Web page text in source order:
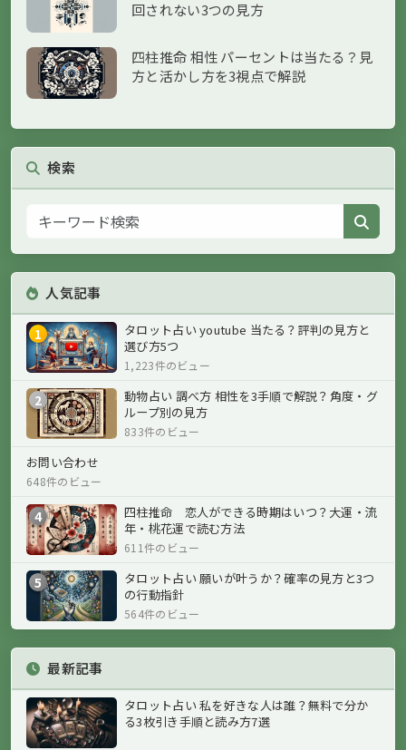
回されない3つの見方
四柱推命 相性 パーセントは当たる？見
方と活かし方を3視点で解説
検索
人気記事
1
タロット占い youtube 当たる？評判の見方と
選び方5つ
1,223件のビュー
2
動物占い 調べ方 相性を3手順で解説？角度・グ
ループ別の見方
833件のビュー
お問い合わせ
648件のビュー
4
四柱推命 恋人ができる時期はいつ？大運・流
年・桃花運で読む方法
611件のビュー
5
タロット占い 願いが叶うか？確率の見方と3つ
の行動指針
564件のビュー
最新記事
タロット占い 私を好きな人は誰？無料で分か
る3枚引き手順と読み方7選